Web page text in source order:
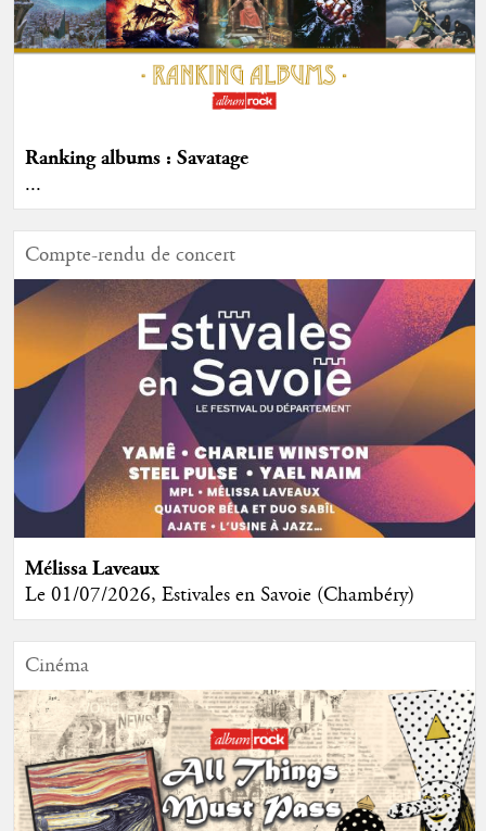
Ranking albums : Savatage
...
Compte-rendu de concert
Mélissa Laveaux
Le 01/07/2026, Estivales en Savoie (Chambéry)
Cinéma